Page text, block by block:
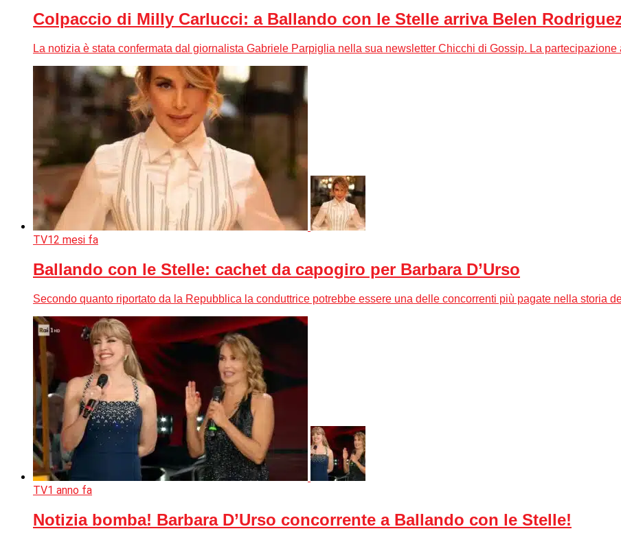
Colpaccio di Milly Carlucci: a Ballando con le Stelle arriva Belen
La notizia è stata confermata dal giornalista Gabriele Parpiglia nella sua newsletter Chicchi di Gossip. La
TV12 mesi fa
Ballando con le Stelle: cachet da capogiro per Barbara D’Urso
Secondo quanto riportato da la Repubblica la conduttrice potrebbe essere una delle concorrenti più pagate nella storia
TV1 anno fa
Notizia bomba! Barbara D’Urso concorrente a Ballando con le Stelle!